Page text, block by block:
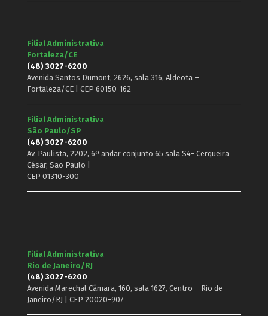
Filial Administrativa
Fortaleza/CE
(48) 3027-6200
Avenida Santos Dumont, 2626, sala 316, Aldeota –
Fortaleza/CE | CEP 60150-162
Filial Administrativa
São Paulo/SP
(48) 3027-6200
Av. Paulista, 2202, 6º andar conjunto 65 sala S4- Cerqueira
César, São Paulo |
CEP 01310-300
Filial Administrativa
Rio de Janeiro/RJ
(48) 3027-6200
Avenida Marechal Câmara, 160, sala 1627, Centro – Rio de
Janeiro/RJ | CEP 20020-907